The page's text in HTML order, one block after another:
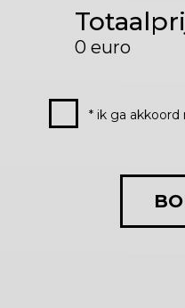
0 euro
* ik ga